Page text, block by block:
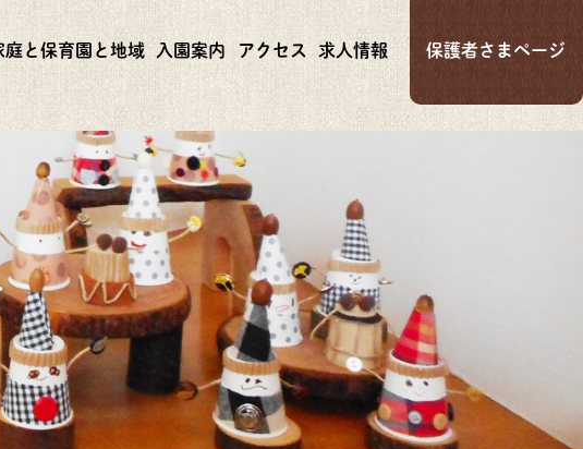
庭と保育園と地域 入園案内 アクセス 求人情報 保護者さまページ